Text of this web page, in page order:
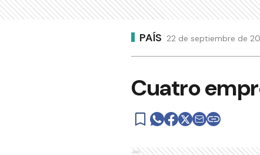
PAÍS 22 de septiembre de
Cuatro
Ads